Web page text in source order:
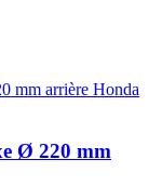
Ø 220 mm